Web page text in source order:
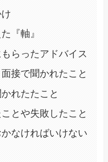
『軸』
らったアドバイス
接で聞かれたこと
れたたこと
とや失敗したこと
なければいけない